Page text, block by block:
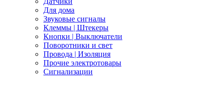
Для дома
Звуковые сигналы
Клеммы | Штекеры
Кнопки | Выключатели
Поворотники и свет
Провода | Изоляция
Прочие электротовары
Сигнализации